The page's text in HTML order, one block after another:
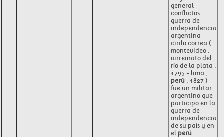
general
conflictos
guerra de
independencia
argentina
cirilo correa (
montevideo ,
virreinato del
río de la plata ,
1795 - lima ,
perú , 1827 )
fue un militar
argentino que
participó en la
guerra de
independencia
de su país y en
el perú .